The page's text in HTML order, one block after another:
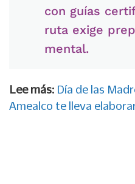
con guías
ruta exige
mental.
Lee más: Día de las
Amealco te lleva